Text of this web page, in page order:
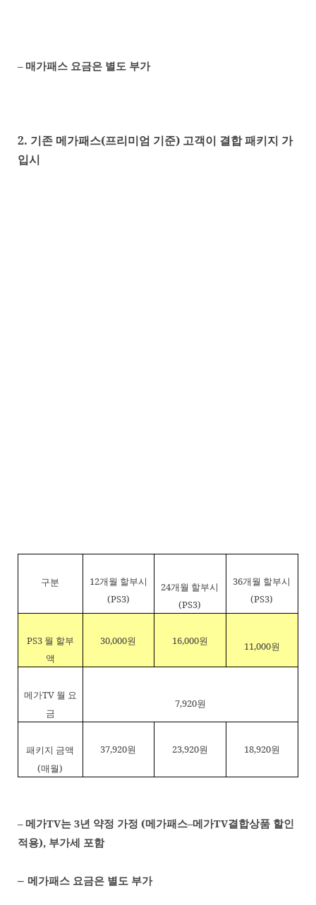
– 매가패스 요금은 별도 부가
2. 기존 메가패스(프리미엄 기준) 고객이 결합 패키지 가
입시
구분 12개월 할부시
(PS3)
24개월 할부시
(PS3)
36개월 할부시
(PS3)
PS3 월 할부
액
30,000원 16,000원 11,000원
메가TV 월 요
금
7,920원
패키지 금액
(매월)
37,920원 23,920원 18,920원
– 메가TV는3년 약정 가정 (메가패스–메가TV결합상품 할인
적용), 부가세 포함
– 메가패스 요금은 별도 부가